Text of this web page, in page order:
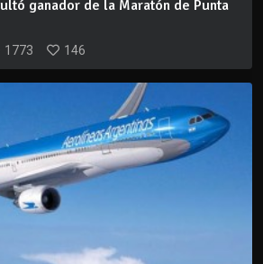
ganador de la Maratón de Punta
1773 146